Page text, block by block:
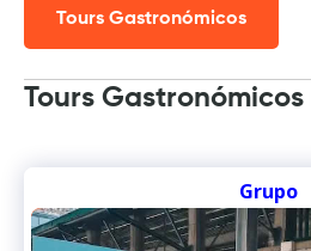
Tours Gastronómicos
Tours Gastronómicos
Grupo